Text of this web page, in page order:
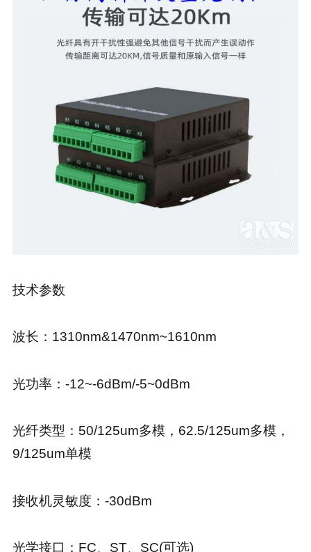
技术参数
波长：1310nm&1470nm~1610nm
光功率：-12~-6dBm/-5~0dBm
光纤类型：50/125um多模，62.5/125um多模，
9/125um单模
接收机灵敏度：-30dBm
光学接口：FC、ST、SC(可选)